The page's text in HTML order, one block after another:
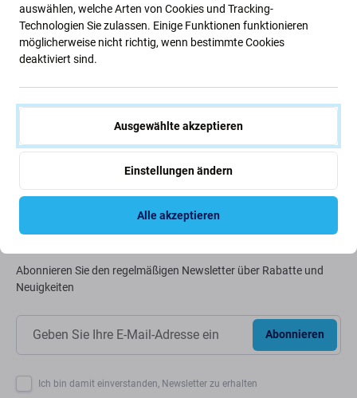
Grüne Ideen
Wir optimieren ständig unseren CO2-Fußabdruck, um
unseren Planeten zu schützen. Erfahren Sie mehr darüber,
wie wir unsere Prozesse anpassen, um unseren
Newsletter-Fix
Abonnieren Sie den regelmäßigen Newsletter über Rabatte und
Neuigkeiten
Abonnieren
Ich bin damit einverstanden, Newsletter zu erhalten
auswählen, welche Arten von Cookies und Tracking-
Technologien Sie zulassen. Einige Funktionen funktionieren
möglicherweise nicht richtig, wenn bestimmte Cookies
deaktiviert sind.
Ausgewählte akzeptieren
Einstellungen ändern
Alle akzeptieren